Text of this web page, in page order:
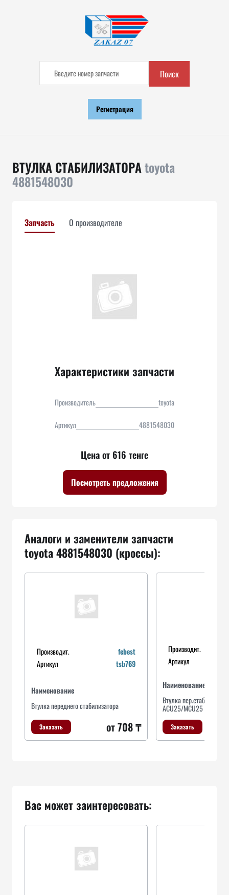
Поиск
Регистрация
ВТУЛКА СТАБИЛИЗАТОРАtoyota
4881548030
Запчасть О производителе
Характеристики запчасти
Производитель toyota
Артикул 4881548030
Цена от 616 тенге
Посмотреть предложения
Аналоги и заменители запчасти
toyota 4881548030 (кроссы):
Производит.
febest
Артикул
tsb769
Наименование
Втулка переднего стабилизатора
Заказать от 708 ₸
Производит.
Артикул
Наименование
Втулка
ACU25/MCU25 4WD
Заказать
Вас может заинтересовать: